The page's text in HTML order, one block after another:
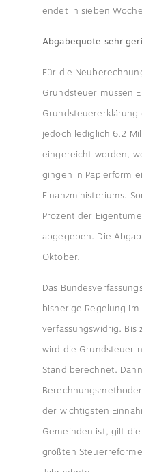
endet in sieben
Abgabequote sehr
Für die
Grundsteuer müssen
jedoch lediglich 6,2
eingereicht worden,
gingen in Papierform
Finanzministeriums.
Prozent der
abgegeben. Die
Oktober.
Das
bisherige Regelung
verfassungswidrig. Bis
wird die Grundsteuer
Stand berechnet.
der wichtigsten
Gemeinden ist, gilt
größten